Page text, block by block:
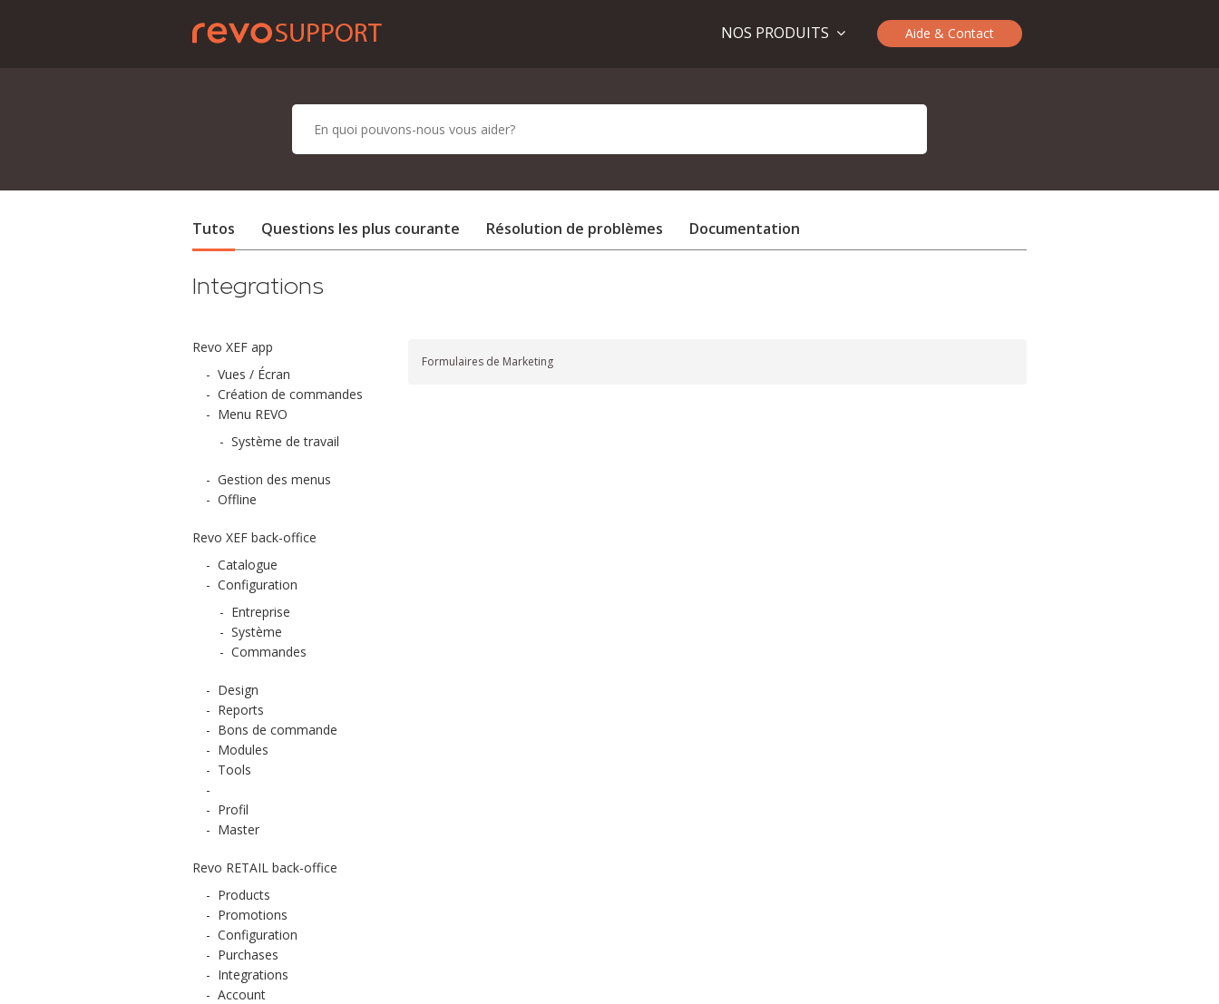
Aide & Contact
NOS PRODUITS
Tutos Questions les plus courante Résolution de problèmes Documentation
Integrations
Revo XEF app
- Vues / Écran
- Création de commandes
- Menu REVO
- Système de travail
- Gestion des menus
- Offline
Revo XEF back-office
- Catalogue
- Configuration
- Entreprise
- Système
- Commandes
- Design
- Reports
- Bons de commande
- Modules
- Tools
-
- Profil
- Master
Revo RETAIL back-office
- Products
- Promotions
- Configuration
- Purchases
- Integrations
- Account
Formulaires de Marketing